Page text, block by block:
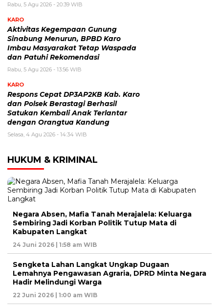
Rabu, 5 Agu 2026 - 20:39 WIB
KARO
Aktivitas Kegempaan Gunung
Sinabung Menurun, BPBD Karo
Imbau Masyarakat Tetap Waspada
dan Patuhi Rekomendasi
Rabu, 5 Agu 2026 - 13:56 WIB
KARO
Respons Cepat DP3AP2KB Kab. Karo
dan Polsek Berastagi Berhasil
Satukan Kembali Anak Terlantar
dengan Orangtua Kandung
Selasa, 4 Agu 2026 - 14:34 WIB
HUKUM & KRIMINAL
Negara Absen, Mafia Tanah Merajalela: Keluarga
Sembiring Jadi Korban Politik Tutup Mata di
Kabupaten Langkat
24 Juni 2026 | 1:58 am WIB
Sengketa Lahan Langkat Ungkap Dugaan
Lemahnya Pengawasan Agraria, DPRD Minta Negara
Hadir Melindungi Warga
22 Juni 2026 | 1:00 am WIB